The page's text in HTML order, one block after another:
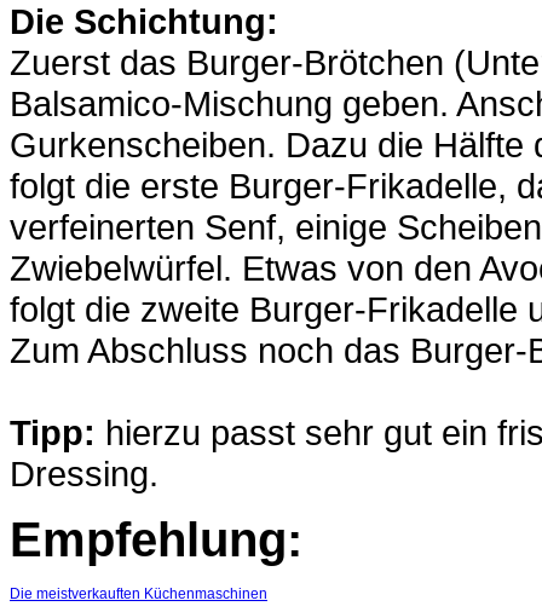
Die Schichtung:
Zuerst das Burger-Brötchen
Balsamico-Mischung geben.
Gurkenscheiben. Dazu die
folgt die erste Burger-Frikadelle,
verfeinerten Senf, einige
Zwiebelwürfel. Etwas von den
folgt die zweite Burger-Frikadelle
Zum Abschluss noch das Burger-
Tipp: hierzu passt sehr gut ein
Dressing.
Empfehlung:
Die meistverkauften Küchenmaschinen